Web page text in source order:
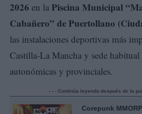
2026 en la Piscina Municipal
Cabañero” de Puertollano
las instalaciones deportivas más
Castilla-La Mancha y sede
autonómicas y provinciales.
- - - Continúa leyendo después de la
Corepunk